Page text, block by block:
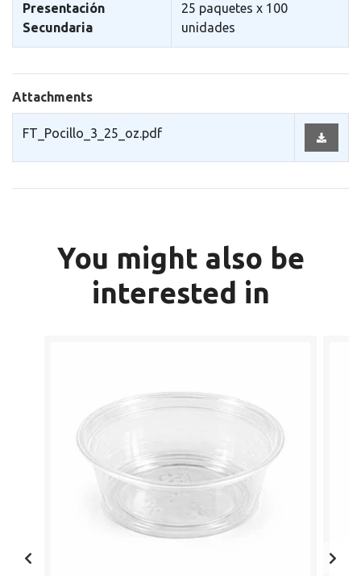
Presentación
Secundaria
25 paquetes x 100
unidades
Attachments
FT_Pocillo_3_25_oz.pdf
You might also be
interested in